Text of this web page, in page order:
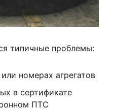
типичные проблемы:
номерах агрегатов
в сертификате
ПТС